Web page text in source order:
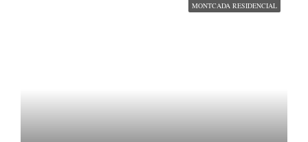
MONTCADA RESIDENCIAL